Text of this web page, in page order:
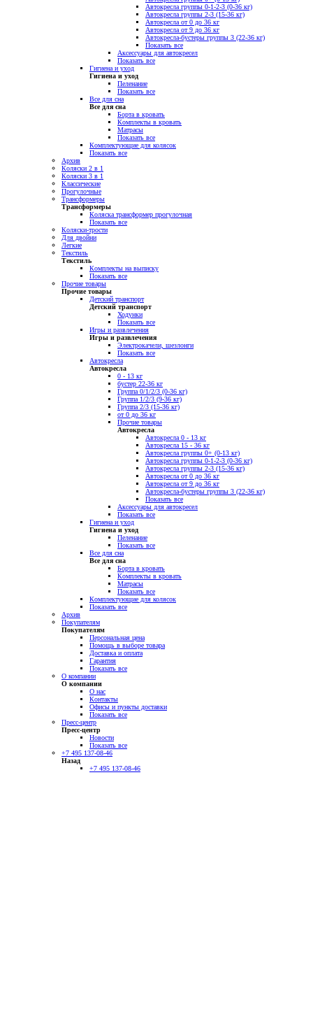
Автокресла группы 0-1-2-3 (0-36 кг)
Автокресла группы 2-3 (15-36 кг)
Автокресла от 0 до 36 кг
Автокресла от 9 до 36 кг
Автокресла-бустеры группы 3 (22-36 кг)
Показать все
Аксессуары для автокресел
Показать все
Гигиена и уход
Гигиена и уход
Пеленание
Показать все
Все для сна
Все для сна
Борта в кровать
Комплекты в кровать
Матрасы
Показать все
Комплектующие для колясок
Показать все
Архив
Коляски 2 в 1
Коляски 3 в 1
Классические
Прогулочные
Трансформеры
Трансформеры
Коляска трансформер прогулочная
Показать все
Коляски-трости
Для двойни
Легкие
Текстиль
Текстиль
Комплекты на выписку
Показать все
Прочие товары
Прочие товары
Детский транспорт
Детский транспорт
Ходунки
Показать все
Игры и развлечения
Игры и развлечения
Электрокачели, шезлонги
Показать все
Автокресла
Автокресла
0 - 13 кг
бустер 22-36 кг
Группа 0/1/2/3 (0-36 кг)
Группа 1/2/3 (9-36 кг)
Группа 2/3 (15-36 кг)
от 0 до 36 кг
Прочие товары
Автокресла
Автокресла 0 - 13 кг
Автокресла 15 - 36 кг
Автокресла группы 0+ (0-13 кг)
Автокресла группы 0-1-2-3 (0-36 кг)
Автокресла группы 2-3 (15-36 кг)
Автокресла от 0 до 36 кг
Автокресла от 9 до 36 кг
Автокресла-бустеры группы 3 (22-36 кг)
Показать все
Аксессуары для автокресел
Показать все
Гигиена и уход
Гигиена и уход
Пеленание
Показать все
Все для сна
Все для сна
Борта в кровать
Комплекты в кровать
Матрасы
Показать все
Комплектующие для колясок
Показать все
Архив
Покупателям
Покупателям
Персональная цена
Помощь в выборе товара
Доставка и оплата
Гарантия
Показать все
О компании
О компании
О нас
Контакты
Офисы и пункты доставки
Показать все
Пресс-центр
Пресс-центр
Новости
Показать все
+7 495 137-08-46
Назад
+7 495 137-08-46